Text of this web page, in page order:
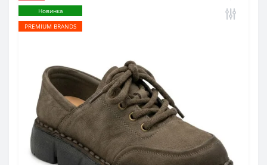
Новинка
PREMIUM BRANDS